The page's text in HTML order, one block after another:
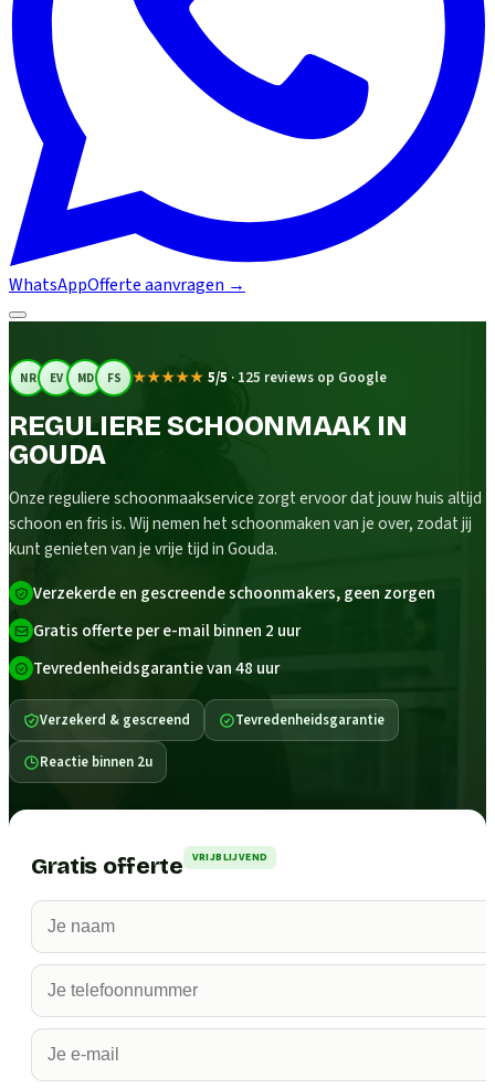
WhatsAppOfferte aanvragen →
NR EV MD FS ★★★★★ 5/5 · 125 reviews op Google
REGULIERE SCHOONMAAK IN
GOUDA
Onze reguliere schoonmaakservice zorgt ervoor dat jouw huis altijd
schoon en fris is. Wij nemen het schoonmaken van je over, zodat jij
kunt genieten van je vrije tijd in Gouda.
Verzekerde en gescreende schoonmakers, geen zorgen
Gratis offerte per e-mail binnen 2 uur
Tevredenheidsgarantie van 48 uur
Verzekerd & gescreend Tevredenheidsgarantie
Reactie binnen 2u
Gratis offerte VRIJBLIJVEND